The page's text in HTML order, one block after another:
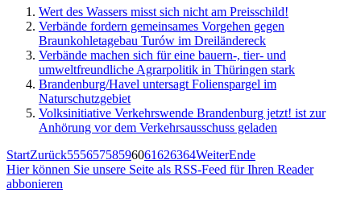
Wert des Wassers misst sich nicht am Preisschild!
Verbände fordern gemeinsames Vorgehen gegen
Braunkohletagebau Turów im Dreiländereck
Verbände machen sich für eine bauern-, tier- und
umweltfreundliche Agrarpolitik in Thüringen stark
Brandenburg/Havel untersagt Folienspargel im
Naturschutzgebiet
Volksinitiative Verkehrswende Brandenburg jetzt! ist zur
Anhörung vor dem Verkehrsausschuss geladen
StartZurück55565758596061626364WeiterEnde
Hier können Sie unsere Seite als RSS-Feed für Ihren Reader
abbonieren